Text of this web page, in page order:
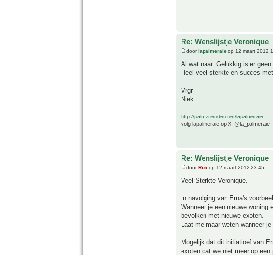
Re: Wenslijstje Veronique
doorlapalmeraie op 12 maart 2012
Ai wat naar. Gelukkig is er geen
Heel veel sterkte en succes
Vrgr
Niek
http://palmvrienden.net/lapalmeraie
volg lapalmeraie op X: @la_palmeraie
Re: Wenslijstje Veronique
doorRob op 12 maart 2012 23:45
Veel Sterkte Veronique.
In navolging van Erna's
Wanneer je een nieuwe woning
bevolken met nieuwe exoten.
Laat me maar weten wanneer je
Mogelijk dat dit initiatioef van
exoten dat we niet meer op